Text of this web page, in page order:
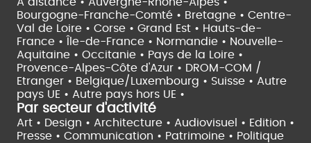
Bourgogne-Franche-Comté • Bretagne • Centre-
Val de Loire • Corse • Grand Est • Hauts-de-
France •
Île-de-France • Normandie • Nouvelle-
Aquitaine • Occitanie • Pays de la Loire •
Provence-Alpes-Côte d'Azur • DROM-COM /
Etranger • Belgique/Luxembourg • Suisse • Autre
pays UE • Autre pays hors UE •
Par secteur d'activité
Art • Design • Architecture • Audiovisuel • Edition •
Presse • Communication • Patrimoine • Politique